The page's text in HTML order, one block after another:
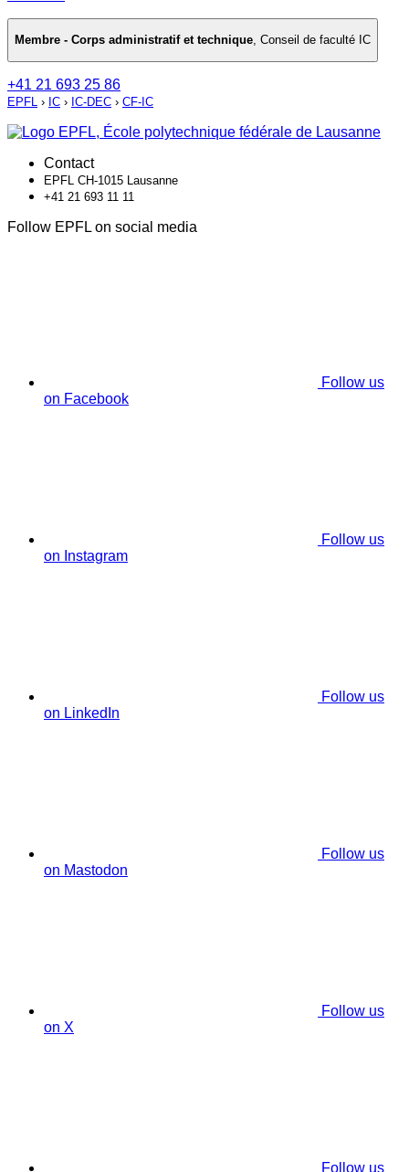
Membre - Corps administratif et technique, Conseil de faculté IC
+41 21 693 25 86
EPFL › IC › IC-DEC › CF-IC
Contact
EPFL CH-1015 Lausanne
+41 21 693 11 11
Follow EPFL on social media
Follow us
on Facebook
Follow us
on Instagram
Follow us
on LinkedIn
Follow us
on Mastodon
Follow us
on X
Follow us